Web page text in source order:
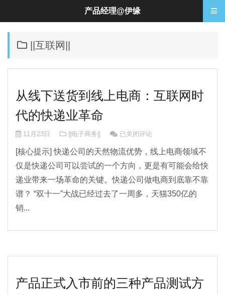
||互联网||
从线下送货到线上电商：互联网时
代的快递业革命
11月23日 ||电子商务|| 从线下送货到线上电商：互联网时
已关闭评论
[核心提示] 快递公司的天然物流优势，线上电商领域不
仅是快递公司可以尝试的一个方向，更是有可能会给快
递业带来一场革命的关键。快递公司做电商到底靠不靠
谱？ “双十一”大战已经过去了一周多，天猫350亿的
销...
产品正式入市前的三种产品测试方
产品经理@伊缘